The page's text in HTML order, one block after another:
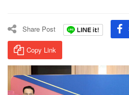
Share Post
Copy Link